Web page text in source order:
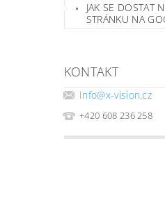
JAK SE DOSTAT
STRÁNKU NA
KONTAKT
Info@x-vision.cz
+420 608 236 258